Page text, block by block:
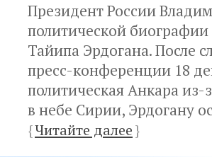
Президент России
политической
Тайипа Эрдогана. После
пресс-конференции 18
политическая Анкара из-
в небе Сирии, Эрдогану
{Читайте далее}